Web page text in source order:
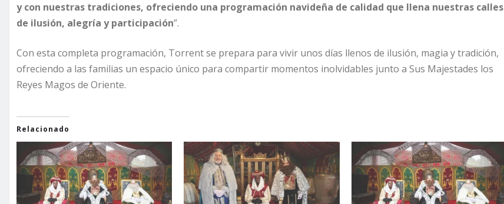
y con nuestras tradiciones, ofreciendo una programación navideña de calidad que llena nuestras calles
de ilusión, alegría y participación”.
Con esta completa programación, Torrent se prepara para vivir unos días llenos de ilusión, magia y tradición,
ofreciendo a las familias un espacio único para compartir momentos inolvidables junto a Sus Majestades los
Reyes Magos de Oriente.
Relacionado